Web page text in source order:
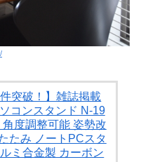
突破！】雑誌掲載
コンスタンド N-19
度調整可能 姿勢改
たみ ノートPCスタ
ミ合金製 カーボン